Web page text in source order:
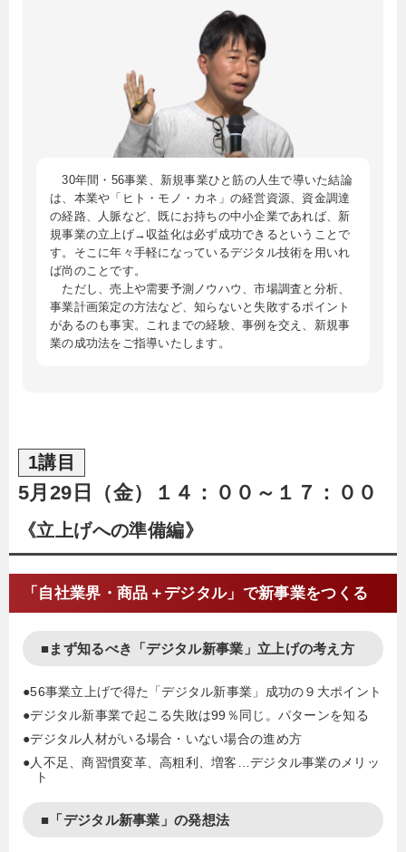
30年間・56事業、新規事業ひと筋の人生で導いた結論
は、本業や「ヒト・モノ・カネ」の経営資源、資金調達
の経路、人脈など、既にお持ちの中小企業であれば、新
規事業の立上げ→収益化は必ず成功できるということで
す。そこに年々手軽になっているデジタル技術を用いれ
ば尚のことです。
ただし、売上や需要予測ノウハウ、市場調査と分析、
事業計画策定の方法など、知らないと失敗するポイント
があるのも事実。これまでの経験、事例を交え、新規事
業の成功法をご指導いたします。
1講目
5月29日（金）１４：００～１７：００
《立上げへの準備編》
「自社業界・商品＋デジタル」で新事業をつくる
■まず知るべき「デジタル新事業」立上げの考え方
●56事業立上げで得た「デジタル新事業」成功の９大ポイント
●デジタル新事業で起こる失敗は99％同じ。パターンを知る
●デジタル人材がいる場合・いない場合の進め方
●人不足、商習慣変革、高粗利、増客…デジタル事業のメリッ
ト
■「デジタル新事業」の発想法